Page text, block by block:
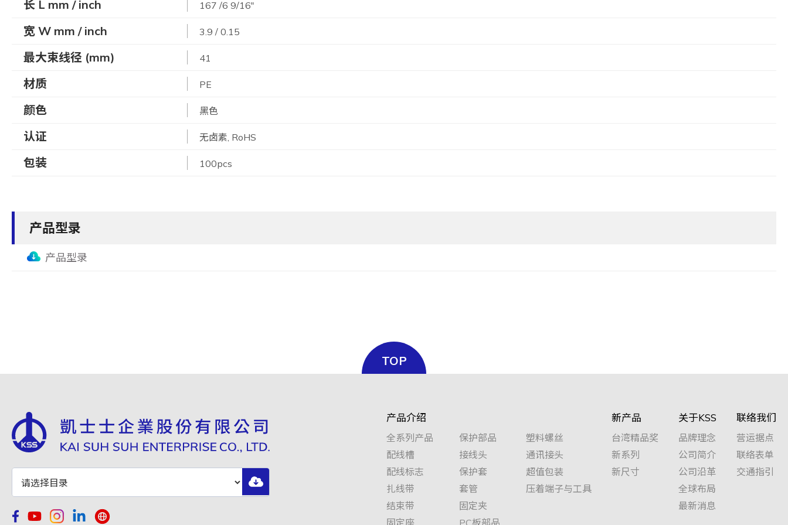
长 L mm / inch 167 /6 9/16"
宽 W mm / inch 3.9 / 0.15
最大束线径 (mm) 41
材质 PE
颜色 黑色
认证 无卤素, RoHS
包装 100pcs
产品型录
产品型录
TOP
产品介绍
全系列产品
配线槽
配线标志
扎线带
结束带
固定座
保护部品
接线头
保护套
套管
固定夹
PC板部品
塑料螺丝
通讯接头
超值包装
压着端子与工具
新产品
台湾精品奖
新系列
新尺寸
关于KSS
品牌理念
公司简介
公司沿革
全球布局
最新消息
联络我们
营运据点
联络表单
交通指引